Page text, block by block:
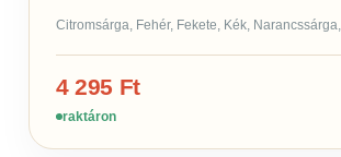
Citromsárga, Fehér, Fekete, Kék,
4 295 Ft
raktáron